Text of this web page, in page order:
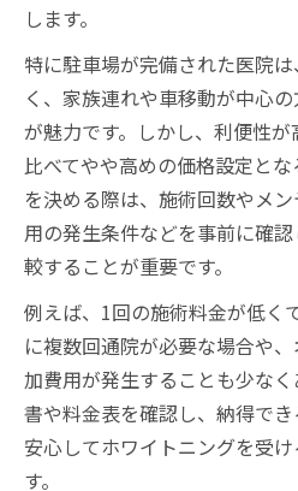
します。
特に駐車場が完備された医院
く、家族連れや車移動が中心
が魅力です。しかし、利便性
比べてやや高めの価格設定と
を決める際は、施術回数やメ
用の発生条件などを事前に確
較することが重要です。
例えば、1回の施術料金が低く
に複数回通院が必要な場合や
加費用が発生することも少な
書や料金表を確認し、納得でき
安心してホワイトニングを受
す。